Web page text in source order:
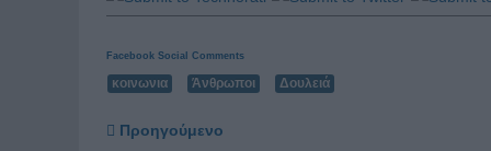
Facebook Social Comments
κοινωνια Άνθρωποι Δουλειά
Προηγούμενο